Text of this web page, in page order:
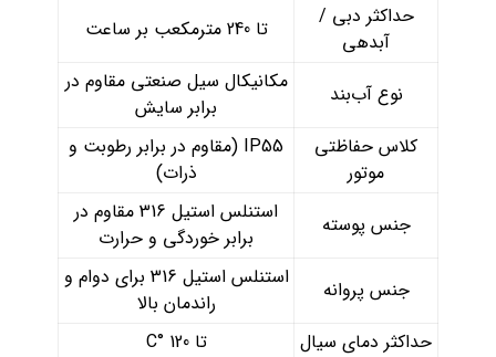
حداکثر دبی /
آبدهی
تا 240 مترمکعب بر ساعت
نوع آب‌بند
مکانیکال سیل صنعتی مقاوم در
برابر سایش
کلاس حفاظتی
موتور
IP55 (مقاوم در برابر رطوبت و
ذرات)
جنس پوسته
استنلس استیل 316 مقاوم در
برابر خوردگی و حرارت
جنس پروانه
استنلس استیل 316 برای دوام و
راندمان بالا
حداکثر دمای سیال
تا 120 °C